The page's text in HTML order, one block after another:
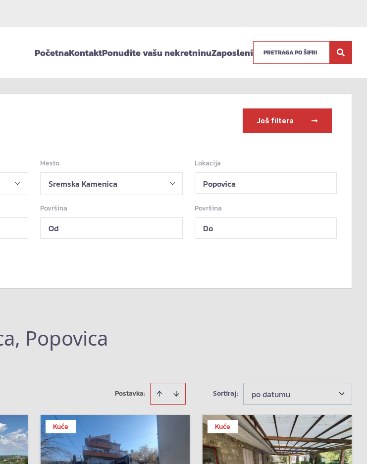
PočetnaKontaktPonudite vašu nekretninuZaposleni
Još filtera
Mesto Lokacija
Popovica
Površina Površina
Popovica
Postavka: Sortiraj: po datumu
Kuće Kuće